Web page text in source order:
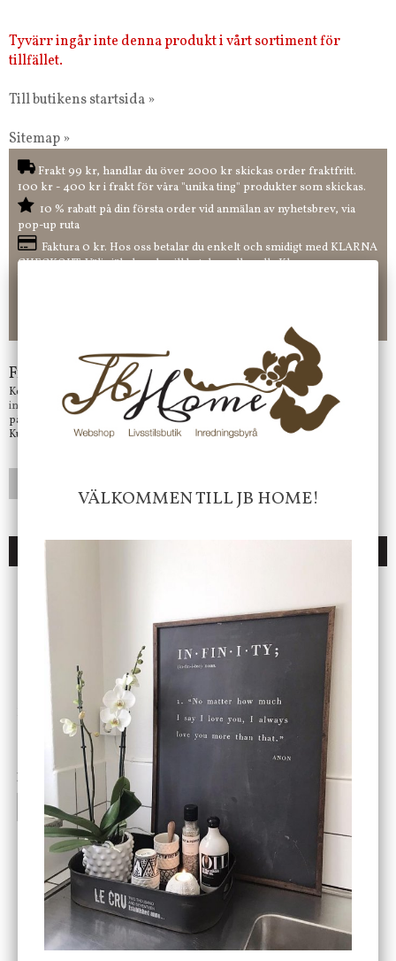
Tyvärr ingår inte denna produkt i vårt sortiment för
tillfället.
Till butikens startsida »
Sitemap »
Frakt 99 kr, handlar du över 2000 kr skickas order fraktfritt.
100 kr - 400 kr i frakt för våra "unika ting" produkter som skickas.
10 % rabatt på din första order vid anmälan av nyhetsbrev, via
pop-up ruta
Faktura 0 kr. Hos oss betalar du enkelt och smidigt med KLARNA
CHECKOUT. Välj själv hur du vill betala mellan alla Klarnas
-ligt Tack för att just Du tittar in hos Jb Home!
Frågor?
Kontakta oss på
info@jbhome.seVi svarar
på mail så fort vi kan.
Kundtjänst telefontid öppet vardagar mellan 10.00 - 15.00
LÄGG I ÖNSKELISTA
Cloudy kruka mini, vit
199 kr
INFO KÖP
Star Trading
Bordslampa Mushroom
vit, Utomhus
499 kr
INFO
-20%
VÄLKOMMEN TILL JB HOME!